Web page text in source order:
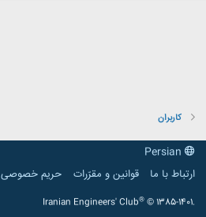
کاربران
ارتباط با ما
قوانین و مقرّرات حریم خصوصی
Iranian Engineers' Club® © 1385-1401.